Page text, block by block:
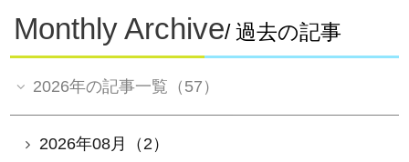
Monthly Archive/ 過去の記事
2026年の記事一覧（57）
2026年08月（2）